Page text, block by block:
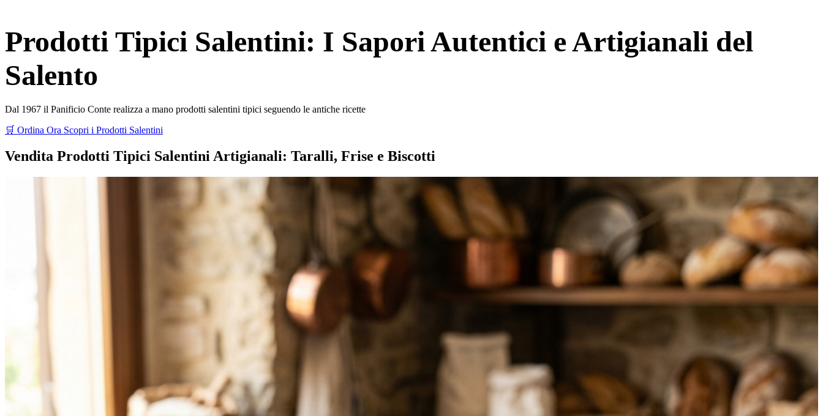
Prodotti Tipici Salentini: I Sapori Autentici e Artigianali del
Salento
Dal 1967 il Panificio Conte realizza a mano prodotti salentini tipici seguendo le antiche ricette
🛒 Ordina Ora Scopri i Prodotti Salentini
Vendita Prodotti Tipici Salentini Artigianali: Taralli, Frise e Biscotti